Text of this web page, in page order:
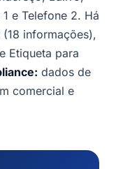
e Telefone 2. Há
informações),
Etiqueta para
dados de
comercial e